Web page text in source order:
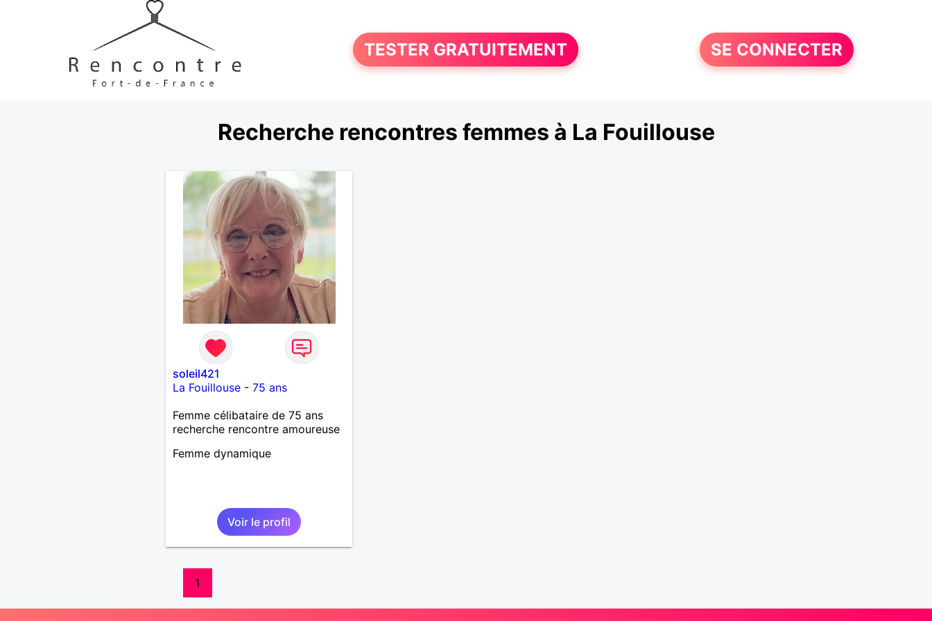
TESTER GRATUITEMENT SE CONNECTER
Recherche rencontres femmes à La Fouillouse
soleil421
La Fouillouse- 75 ans
Femme célibataire de 75 ans
recherche rencontre amoureuse
Femme dynamique
Voir le profil
1